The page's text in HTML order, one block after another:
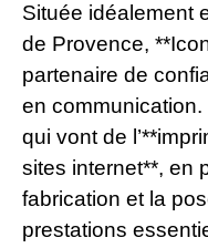
Située idéalement
de Provence,
partenaire de
en
qui vont de
sites internet**, en
fabrication et la
prestations